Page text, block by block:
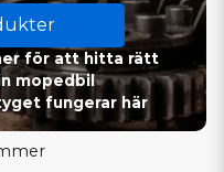
för att hitta rätt
mopedbil
fungerar här